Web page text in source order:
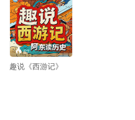
67
趣说《西游记》